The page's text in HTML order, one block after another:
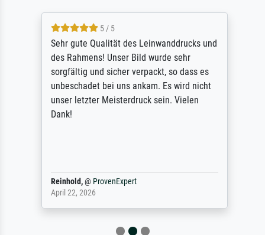
5 / 5
Sehr gute Qualität des Leinwanddrucks und
des Rahmens! Unser Bild wurde sehr
sorgfältig und sicher verpackt, so dass es
unbeschadet bei uns ankam. Es wird nicht
unser letzter Meisterdruck sein. Vielen
Dank!
Reinhold,@ ProvenExpert
April 22, 2026